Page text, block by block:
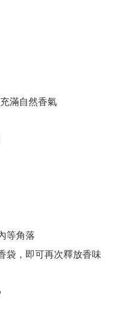
滿自然香氣
等角落
袋，即可再次釋放香味